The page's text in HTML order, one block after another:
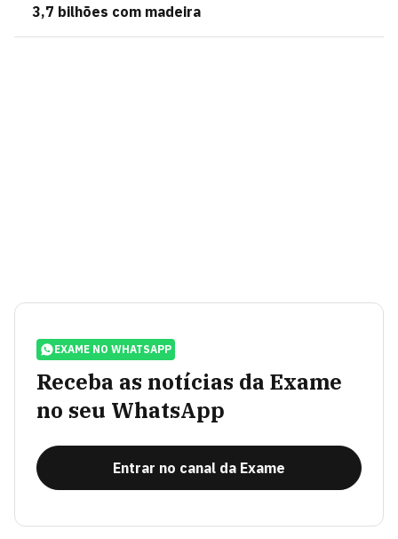
3,7 bilhões com madeira
EXAME NO WHATSAPP
Receba as notícias da Exame
no seu WhatsApp
Entrar no canal da Exame